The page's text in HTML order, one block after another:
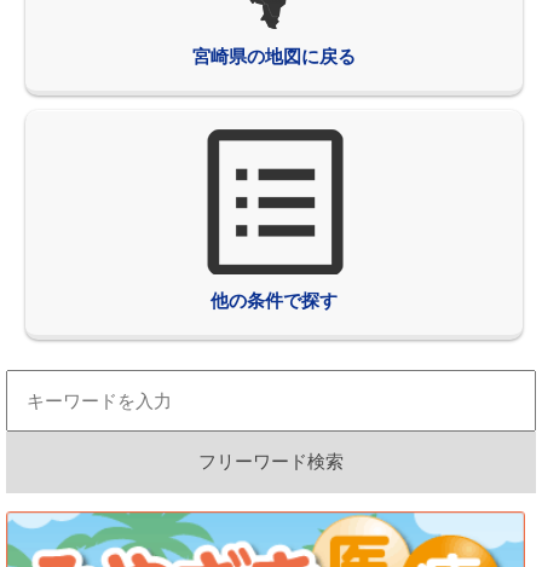
宮崎県の地図に戻る
他の条件で探す